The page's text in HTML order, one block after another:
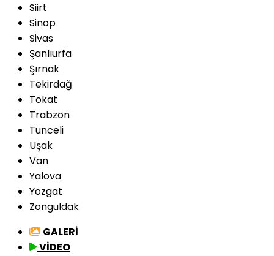
Siirt
Sinop
Sivas
Şanlıurfa
Şırnak
Tekirdağ
Tokat
Trabzon
Tunceli
Uşak
Van
Yalova
Yozgat
Zonguldak
GALERİ
VİDEO